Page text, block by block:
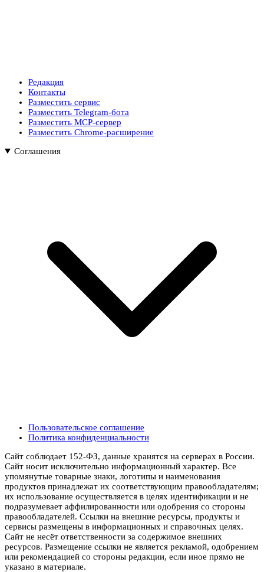
Редакция
Контакты
Разместить сервис
Разместить Telegram-бота
Разместить MCP-сервер
Разместить Chrome-расширение
Соглашения
Пользовательское соглашение
Политика конфиденциальности
Сайт соблюдает 152-ФЗ, данные хранятся на серверах в России.
Сайт носит исключительно информационный характер. Все
упомянутые товарные знаки, логотипы и наименования
продуктов принадлежат их соответствующим правообладателям;
их использование осуществляется в целях идентификации и не
подразумевает аффилированности или одобрения со стороны
правообладателей. Ссылки на внешние ресурсы, продукты и
сервисы размещены в информационных и справочных целях.
Сайт не несёт ответственности за содержимое внешних
ресурсов. Размещение ссылки не является рекламой, одобрением
или рекомендацией со стороны редакции, если иное прямо не
указано в материале.